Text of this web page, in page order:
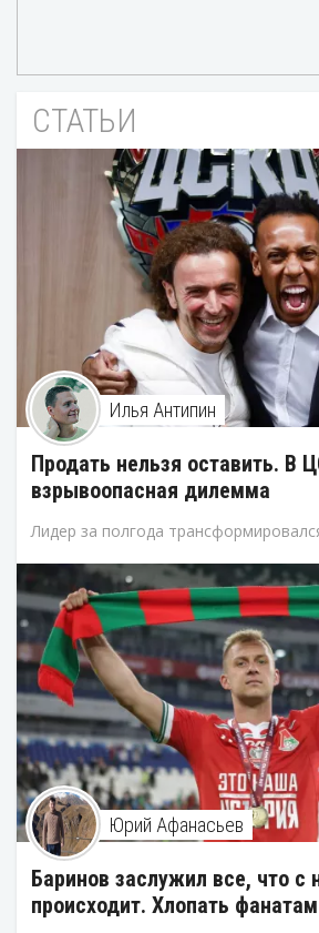
СТАТЬИ
Илья Антипин
Продать нельзя оставить. В
взрывоопасная дилемма
Лидер за полгода
Юрий Афанасьев
Баринов заслужил все, что с
происходит. Хлопать